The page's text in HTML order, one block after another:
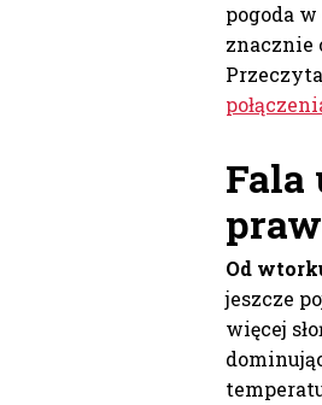
pogoda
znacznie
Fala
Od
jeszcze
więcej